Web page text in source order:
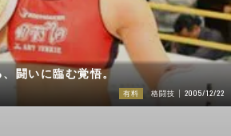
闘いに臨む覚悟。
有料 格闘技 2005/12/22